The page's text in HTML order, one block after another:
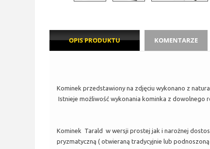
OPIS PRODUKTU KOMENTARZE
Kominek przedstawiony na zdjęciu wykonano z
Istnieje możliwość wykonania kominka z dowolnego
Kominek Tarald w wersji prostej jak i narożnej
pryzmatyczną ( otwieraną tradycyjnie lub